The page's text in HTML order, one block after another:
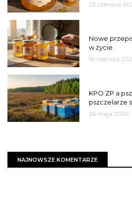
23 czerwca
Nowe
w życie
16 czerwca
KPO ZP a
pszczelarze
26 maja 2026
NAJNOWSZE KOMENTARZE